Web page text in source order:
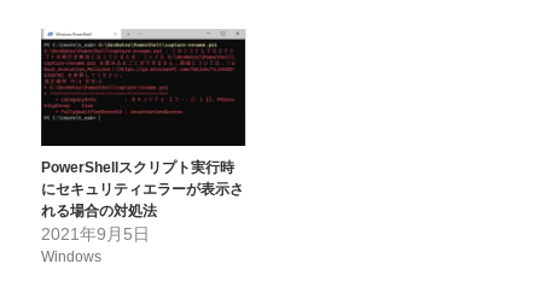
PowerShellスクリプト実行時
にセキュリティエラーが表示さ
れる場合の対処法
2021年9月5日
Windows